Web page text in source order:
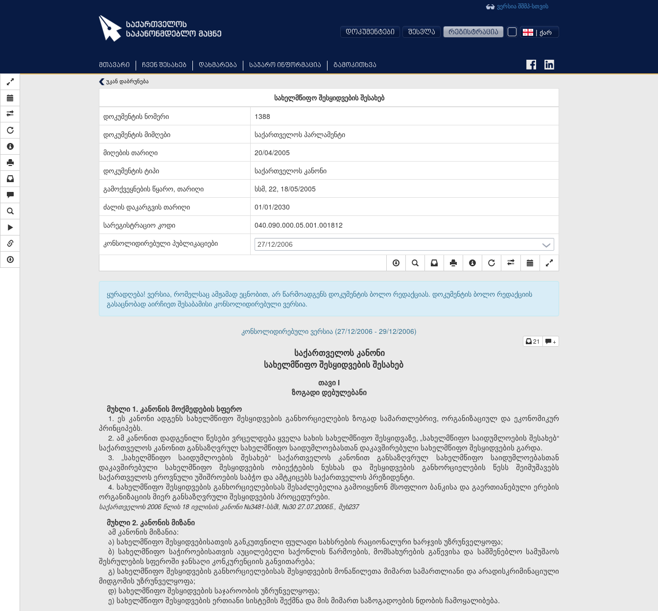
მთავარი ჩვენ შესახებ დახმარება საჯარო ინფორმაცია გამოკითხვა
ვერსია შშმპ-სთვის
დოკუმენტები შესვლა რეგისტრაცია | ᲥᲐᲠ
უკან დაბრუნება
სახელმწიფო შესყიდვების შესახებ
დოკუმენტის ნომერი
1388
დოკუმენტის მიმღები
საქართველოს პარლამენტი
მიღების თარიღი
20/04/2005
დოკუმენტის ტიპი
საქართველოს კანონი
გამოქვეყნების წყარო, თარიღი
სსმ, 22, 18/05/2005
ძალის დაკარგვის თარიღი
01/01/2030
სარეგისტრაციო კოდი
040.090.000.05.001.001812
კონსოლიდირებული პუბლიკაციები
27/12/2006
ყურადღება! ვერსია, რომელსაც ამჟამად ეცნობით, არ წარმოადგენს დოკუმენტის ბოლო რედაქციას. დოკუმენტის ბოლო რედაქციის
გასაცნობად აირჩიეთ შესაბამისი კონსოლიდირებული ვერსია.
კონსოლიდირებული ვერსია (27/12/2006 - 29/12/2006)
21 +
საქართველოს კანონი
სახელმწიფო შესყიდვების შესახებ
თავი I
ზოგადი დებულებანი
მუხლი 1. კანონის მოქმედების სფერო
1. ეს კანონი ადგენს სახელმწიფო შესყიდვების განხორციელების ზოგად სამართლებრივ, ორგანიზაციულ და ეკონომიკურ
პრინციპებს.
2. ამ კანონით დადგენილი წესები ვრცელდება ყველა სახის სახელმწიფო შესყიდვაზე, „სახელმწიფო საიდუმლოების შესახებ“
საქართველოს კანონით განსაზღვრულ სახელმწიფო საიდუმლოებასთან დაკავშირებული სახელმწიფო შესყიდვების გარდა.
3. „სახელმწიფო საიდუმლოების შესახებ“ საქართველოს კანონით განსაზღვრულ სახელმწიფო საიდუმლოებასთან
დაკავშირებული სახელმწიფო შესყიდვების ობიექტების ნუსხას და შესყიდვების განხორციელების წესს შეიმუშავებს
საქართველოს ეროვნული უშიშროების საბჭო და ამტკიცებს საქართველოს პრეზიდენტი.
4. სახელმწიფო შესყიდვების განხორციელებისას შესაძლებელია გამოიყენონ მსოფლიო ბანკისა და გაერთიანებული ერების
ორგანიზაციის მიერ განსაზღვრული შესყიდვების პროცედურები.
საქართველოს 2006 წლის 18 ივლისის კანონი №3481-სსმI, №30 27.07.2006წ., მუხ237
მუხლი 2. კანონის მიზანი
ამ კანონის მიზანია:
ა) სახელმწიფო შესყიდვებისათვის განკუთვნილი ფულადი სახსრების რაციონალური ხარჯვის უზრუნველყოფა;
ბ) სახელმწიფო საჭიროებისათვის აუცილებელი საქონლის წარმოების, მომსახურების გაწევისა და სამშენებლო სამუშაოს
შესრულების სფეროში ჯანსაღი კონკურენციის განვითარება;
გ) სახელმწიფო შესყიდვების განხორციელებისას შესყიდვების მონაწილეთა მიმართ სამართლიანი და არადისკრიმინაციული
მიდგომის უზრუნველყოფა;
დ) სახელმწიფო შესყიდვების საჯაროობის უზრუნველყოფა;
ე) სახელმწიფო შესყიდვების ერთიანი სისტემის შექმნა და მის მიმართ საზოგადოების ნდობის ჩამოყალიბება.